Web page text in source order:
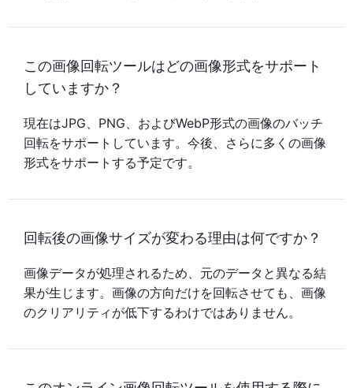
この画像回転ツールはどの画像形式をサポート
していますか？
現在はJPG、PNG、およびWebP形式の画像のバッチ
回転をサポートしています。今後、さらに多くの画像
形式をサポートする予定です。
回転後の画像サイズが変わる理由は何ですか？
画像データが処理されるため、元のデータと異なる結
果が生じます。画像の方向だけを回転させても、画像
のクリアリティが低下するわけではありません。